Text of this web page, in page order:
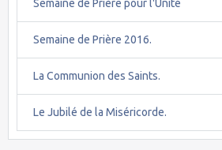
Semaine de Prière pour l'Unité
Semaine de Prière 2016.
La Communion des Saints.
Le Jubilé de la Miséricorde.